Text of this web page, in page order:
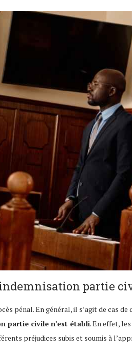
partie
pénal. En général, il s’agit de cas
partie civile n’est établi. En effet,
préjudices subis et soumis à